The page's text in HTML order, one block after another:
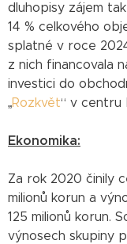
dluhopisy zájem
14 % celkového
splatné v roce
z nich financovala
investici do
„Rozkvět“ v centru
Ekonomika:
Za rok 2020 činily
milionů korun a
125 milionů korun.
výnosech skupiny